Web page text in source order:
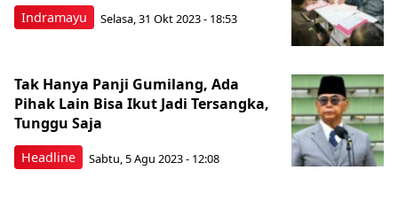
Indramayu Selasa, 31 Okt 2023 - 18:53
Headline
Tak Hanya Panji Gumilang, Ada
Pihak Lain Bisa Ikut Jadi Tersangka,
Tunggu Saja
Sabtu, 5 Agu 2023 - 12:08